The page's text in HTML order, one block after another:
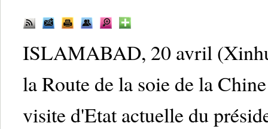
ISLAMABAD, 20 avril
la Route de la soie de la
visite d'Etat actuelle du